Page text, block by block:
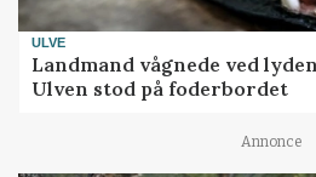
ULVE
Landmand vågnede ved
Ulven stod på foderbordet
Annonce